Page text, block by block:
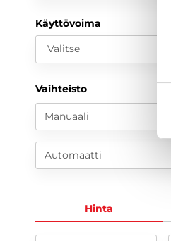
Käyttövoima
Valitse
Vaihteisto
Manuaali
Automaatti
Hinta